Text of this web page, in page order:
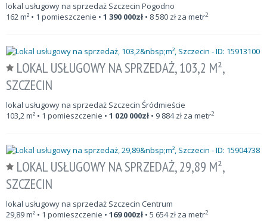
lokal usługowy na sprzedaż Szczecin Pogodno
162m² • 1 pomieszczenie • 1 390 000zł • 8 580 zł za metr2
LOKAL USŁUGOWY NA SPRZEDAŻ, 103,2 M²,
SZCZECIN
lokal usługowy na sprzedaż Szczecin Śródmieście
103,2m² • 1 pomieszczenie • 1 020 000zł • 9 884zł za metr2
LOKAL USŁUGOWY NA SPRZEDAŻ, 29,89 M²,
SZCZECIN
lokal usługowy na sprzedaż Szczecin Centrum
29,89m² • 1 pomieszczenie • 169 000zł • 5 654zł za metr2